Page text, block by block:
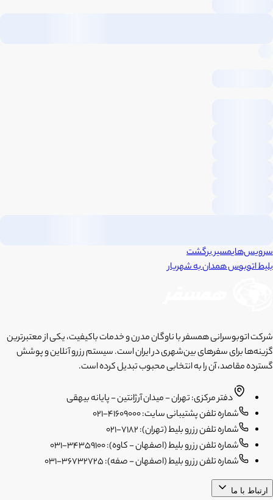
سرویس‌هایمسیر برگشت
بلیط اتوبوسهمدانبهشهریار
شرکت اتوبوسرانی همسفر با ناوگان مدرن و خدمات باکیفیت، یکی از معتبرترین
گزینه‌ها برای سفرهای بین‌شهری در ایران است. سیستم رزرو آنلاین و پوشش
گسترده مقاصد، آن را به انتخابی محبوب تبدیل کرده است.
دفتر مرکزی: تهران - میدان آرژانتین - پایانه بیهقی
شماره تلفن پشتیبانی سایت: 41609000-021
شماره تلفن رزرو بلیط (تهران): 7182-021
شماره تلفن رزرو بلیط (اصفهان - کاوه): 34359100-031
شماره تلفن رزرو بلیط (اصفهان - صفه): 36732725-031
ارتباط با ما